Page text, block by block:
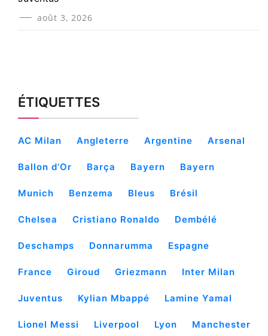
août 3, 2026
ÉTIQUETTES
AC Milan Angleterre Argentine Arsenal
Ballon d’Or Barça Bayern Bayern
Munich Benzema Bleus Brésil
Chelsea Cristiano Ronaldo Dembélé
Deschamps Donnarumma Espagne
France Giroud Griezmann Inter Milan
Juventus Kylian Mbappé Lamine Yamal
Lionel Messi Liverpool Lyon Manchester